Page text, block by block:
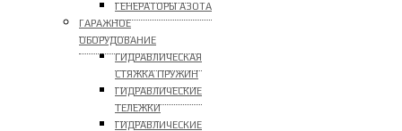
ГЕНЕРАТОРЫ АЗОТА
ГАРАЖНОЕ
ОБОРУДОВАНИЕ
ГИДРАВЛИЧЕСКАЯ
СТЯЖКА ПРУЖИН
ГИДРАВЛИЧЕСКИЕ
ТЕЛЕЖКИ
ГИДРАВЛИЧЕСКИЕ